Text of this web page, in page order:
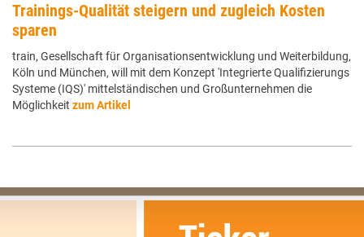
Trainings-Qualität steigern und zugleich Kosten
sparen
train, Gesellschaft für Organisationsentwicklung und Weiterbildung,
Köln und München, will mit dem Konzept 'Integrierte Qualifizierungs
Systeme (IQS)' mittelständischen und Großunternehmen die
Möglichkeit zum Artikel